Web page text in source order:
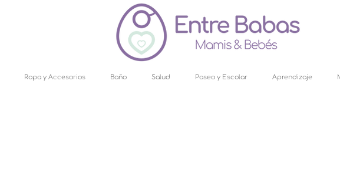
Ropa y Accesorios Baño Salud Paseo y Escolar Aprendizaje